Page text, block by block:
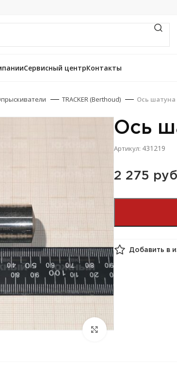
Сервисный центрКонтакты
TRACKER (Berthoud) Ось шатуна
Ось
Артикул: 431219
2 275
Добавить в